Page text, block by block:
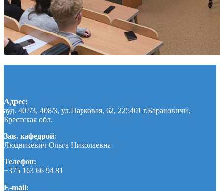
Адрес:
ауд. 407/3, 408/3, ул.Парковая, 62, 225401 г.Барановичи,
Брестская обл.
Зав. кафедрой:
Людвикевич Ольга Николаевна
Телефон:
+375 163 66 94 81
E-mail: